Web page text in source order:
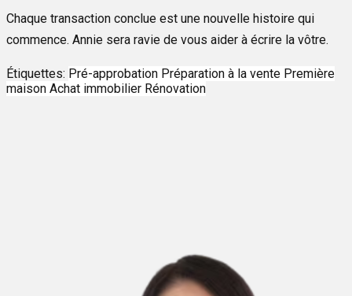
Chaque transaction conclue est une nouvelle histoire qui
commence. Annie sera ravie de vous aider à écrire la vôtre.
Étiquettes: Pré-approbation Préparation à la vente Première
maison Achat immobilier Rénovation